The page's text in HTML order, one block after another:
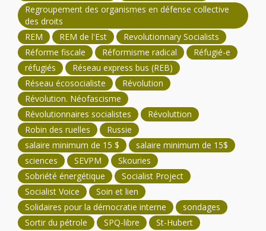
Regroupement des organismes en défense collective
des droits
REM
REM de l'Est
Revolutionnary Socialists
Réforme fiscale
Réformisme radical
Réfugié-e
réfugiés
Réseau express bus (REB)
Réseau écosocialiste
Révolution
Révolution. Néofascisme
Révolutionnaires socialistes
Révoluttion
Robin des ruelles
Russie
salaire minimum de 15 $
salaire minimum de 15$
sciences
SEVPM
Skouries
Sobriété énergétique
Socialist Project
Socialist Voice
Soin et lien
Solidaires pour la démocratie interne
sondages
Sortir du pétrole
SPQ-libre
St-Hubert